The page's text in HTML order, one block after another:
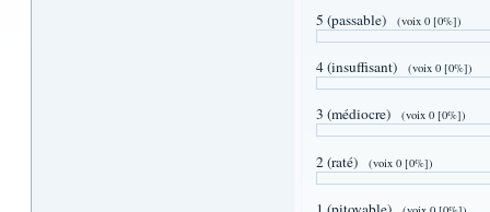
5 (passable) (voix 0 [0%])
4 (insuffisant) (voix 0 [0%])
3 (médiocre) (voix 0 [0%])
2 (raté) (voix 0 [0%])